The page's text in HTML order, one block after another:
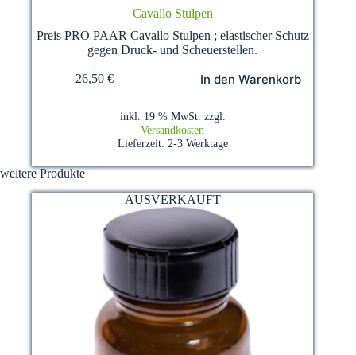
Cavallo Stulpen
Preis PRO PAAR Cavallo Stulpen ; elastischer Schutz
gegen Druck- und Scheuerstellen.
26,50 € In den Warenkorb
inkl. 19 % MwSt. zzgl.
Versandkosten
Lieferzeit: 2-3 Werktage
weitere Produkte
AUSVERKAUFT